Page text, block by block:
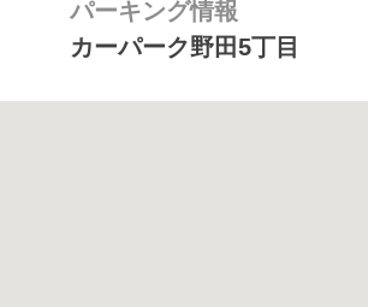
パーキング情報
カーパーク野田5丁目